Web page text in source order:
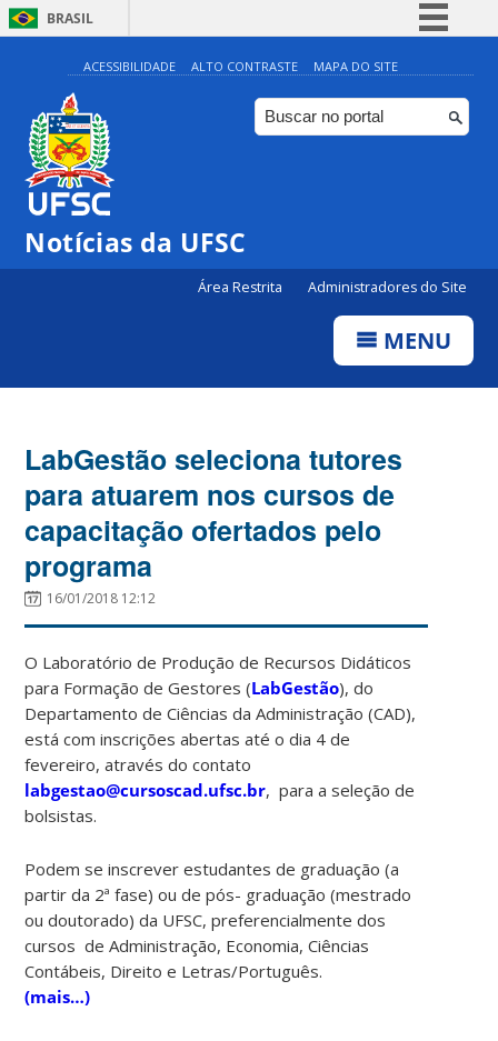
BRASIL
Simplifique!
Comunica BR
Participe
ACESSIBILIDADE ALTO CONTRASTE MAPA DO SITE
Notícias da UFSC
Área Restrita Administradores do Site
MENU
LabGestão seleciona tutores
para atuarem nos cursos de
capacitação ofertados pelo
programa
16/01/2018 12:12
O Laboratório de Produção de Recursos Didáticos
para Formação de Gestores (LabGestão), do
Departamento de Ciências da Administração (CAD),
está com inscrições abertas até o dia 4 de
fevereiro, através do contato
labgestao@cursoscad.ufsc.br, para a seleção de
bolsistas.
Podem se inscrever estudantes de graduação (a
partir da 2ª fase) ou de pós- graduação (mestrado
ou doutorado) da UFSC, preferencialmente dos
cursos de Administração, Economia, Ciências
Contábeis, Direito e Letras/Português.
(mais…)